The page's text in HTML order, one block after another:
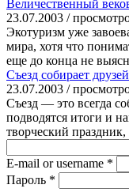
Величественный
23.07.2003 /
Экотуризм уже
мира, хотя что
еще до конца не
Съезд собирает друзей
23.07.2003 /
Съезд — это всегда
подводятся итоги и
творческий праздник,
E-mail or username *
Пароль *